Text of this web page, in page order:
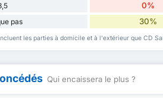
0%
pas 30%
les parties à domicile et à l'extérieur que CD
Qui encaissera le plus ?